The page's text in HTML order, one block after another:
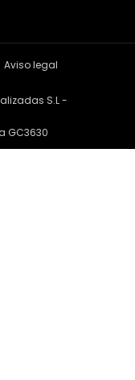
Aviso legal
S.L -
GC3630